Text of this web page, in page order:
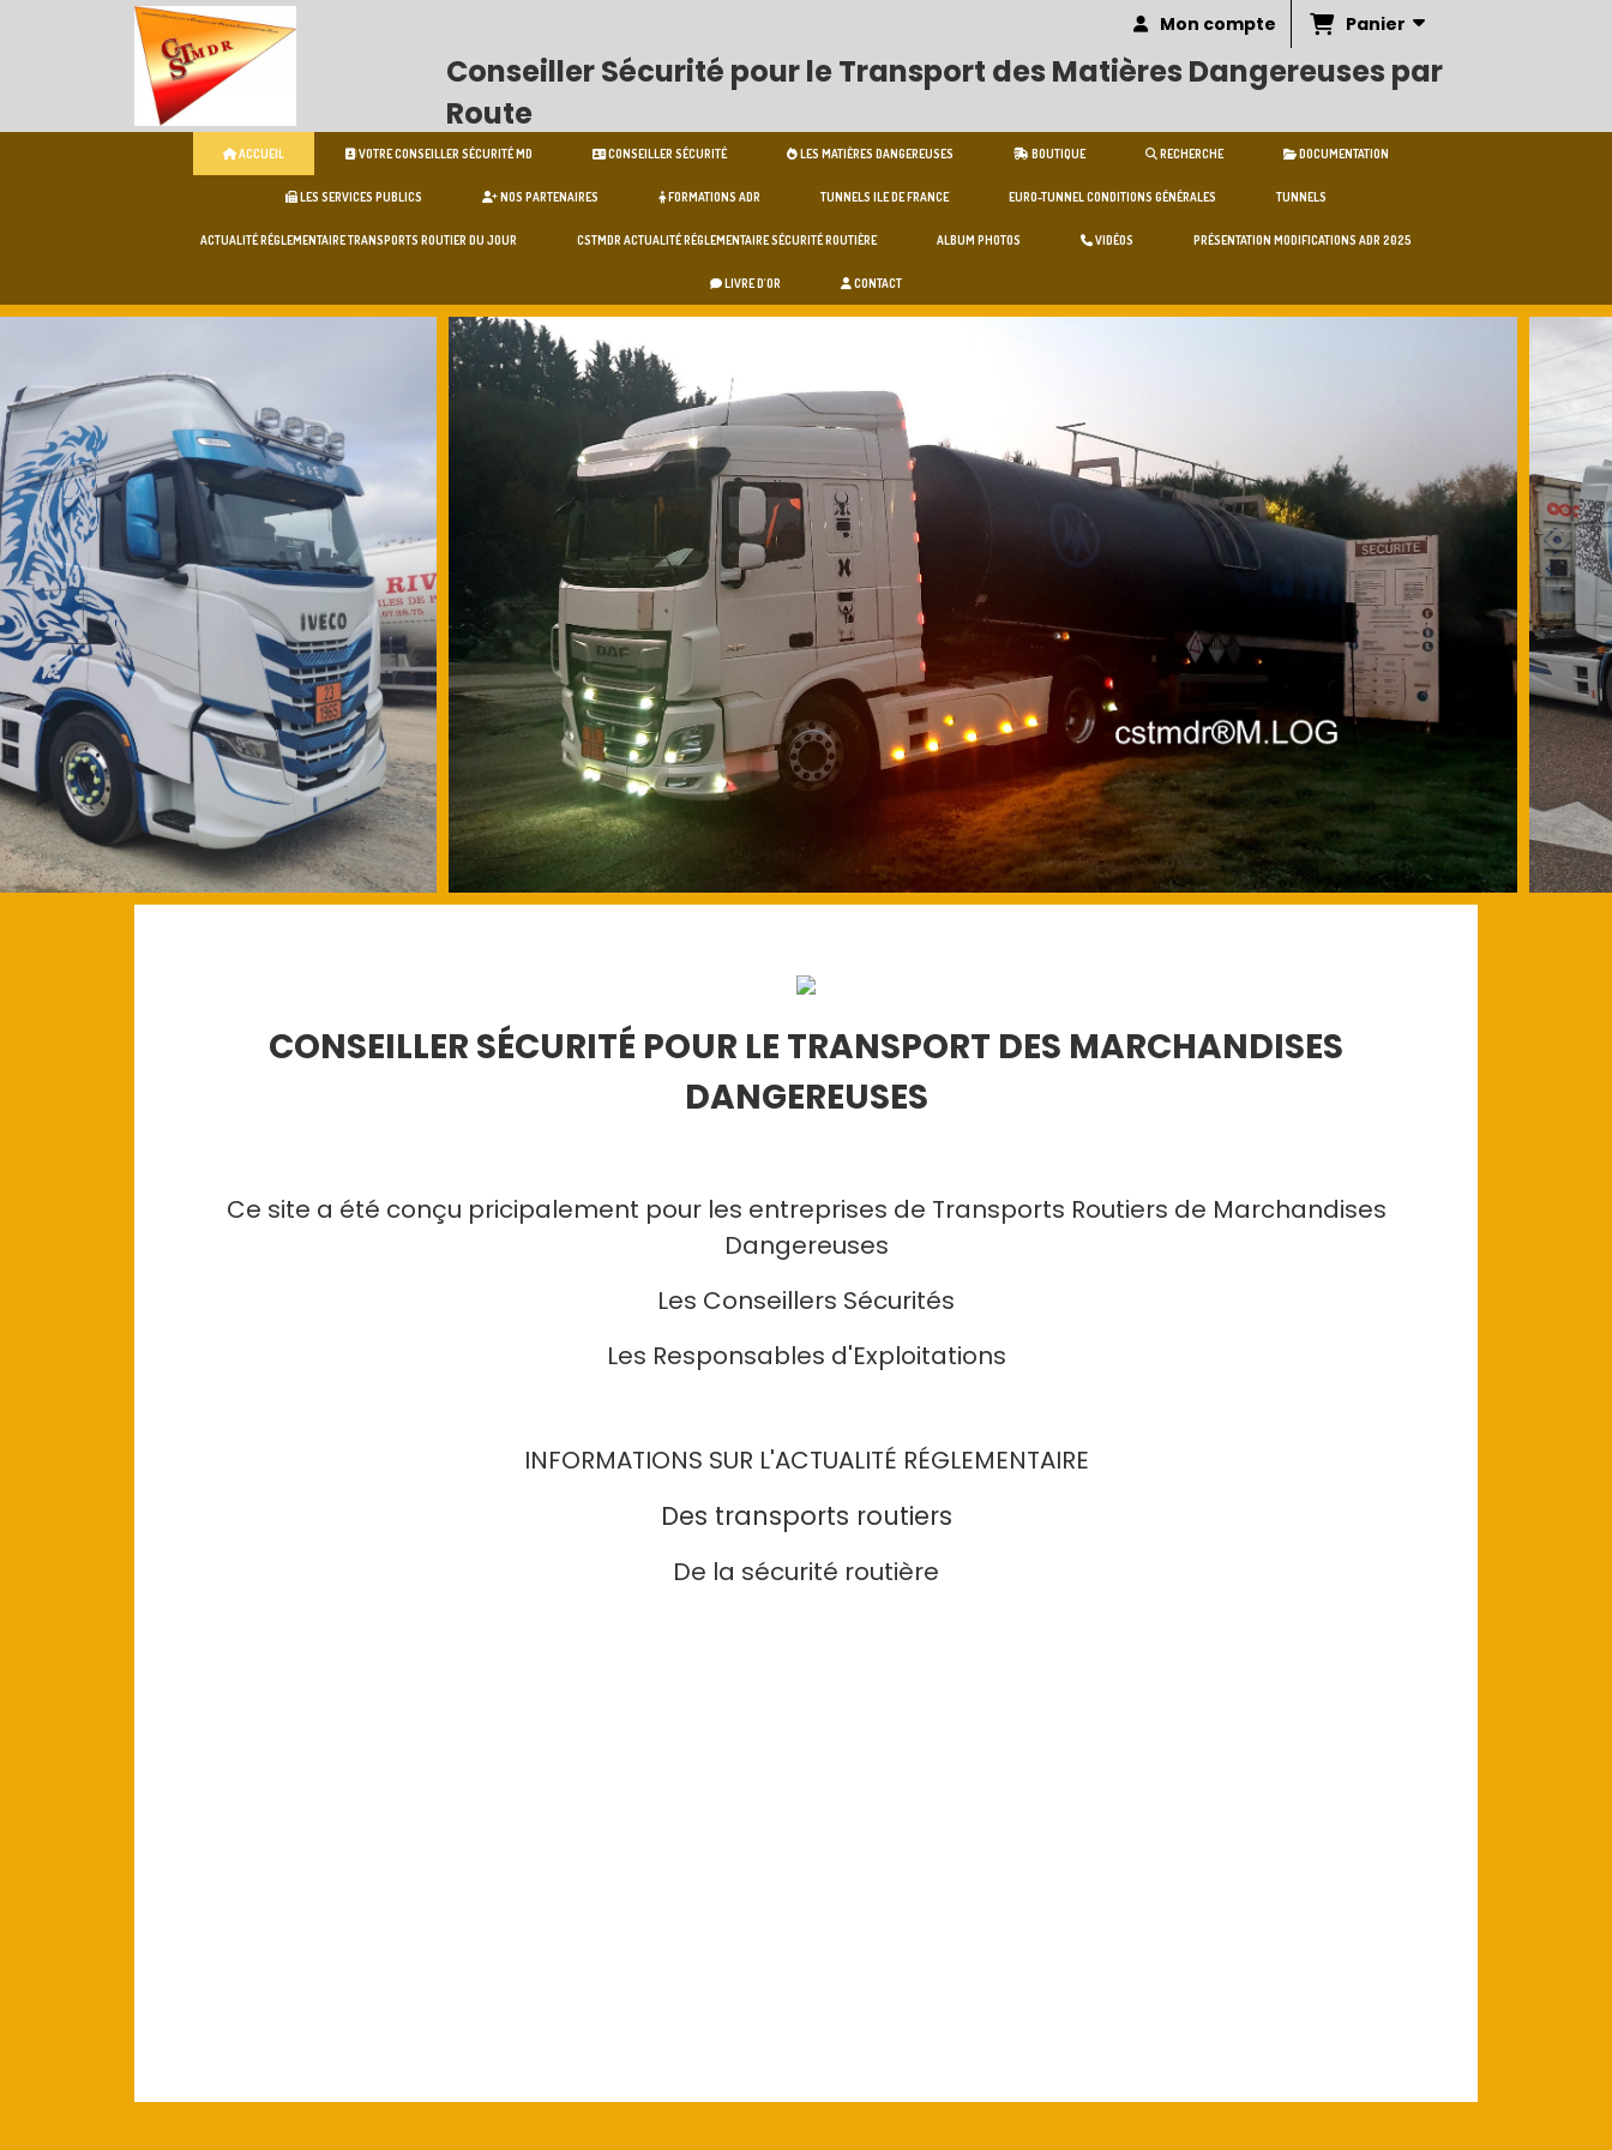
Conseiller Sécurité pour le Transport des Matières Dangereuses par
Route
Mon compte Panier
ACCUEIL VOTRE CONSEILLER SÉCURITÉ MD CONSEILLER SÉCURITÉ LES MATIÈRES DANGEREUSES BOUTIQUE RECHERCHE DOCUMENTATION
LES SERVICES PUBLICS NOS PARTENAIRES FORMATIONS ADR TUNNELS ILE DE FRANCE EURO-TUNNEL CONDITIONS GÉNÉRALES TUNNELS
ACTUALITÉ RÉGLEMENTAIRE TRANSPORTS ROUTIER DU JOUR CSTMDR ACTUALITÉ RÉGLEMENTAIRE SÉCURITÉ ROUTIÈRE ALBUM PHOTOS VIDÉOS PRÉSENTATION MODIFICATIONS ADR 2025
LIVRE D'OR CONTACT
CONSEILLER SÉCURITÉ POUR LE TRANSPORT DES MARCHANDISES
DANGEREUSES
Ce site a été conçu pricipalement pour les entreprises de Transports Routiers de Marchandises
Dangereuses
Les Conseillers Sécurités
Les Responsables d'Exploitations
INFORMATIONS SUR L'ACTUALITÉ RÉGLEMENTAIRE
Des transports routiers
De la sécurité routière